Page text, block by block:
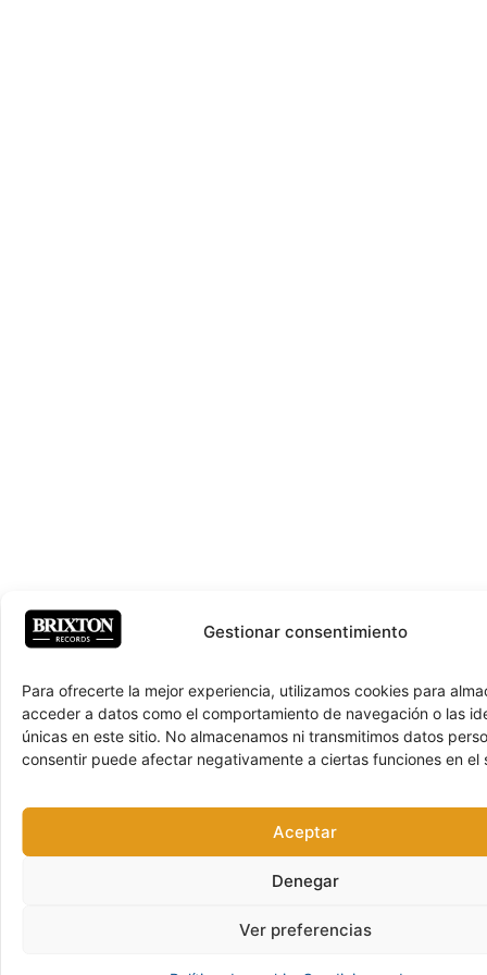
Gestionar consentimiento
Para ofrecerte la mejor experiencia, utilizamos cookies para
acceder a datos como el comportamiento de navegación o las
únicas en este sitio. No almacenamos ni transmitimos datos
consentir puede afectar negativamente a ciertas funciones en el
Aceptar
Denegar
Ver preferencias